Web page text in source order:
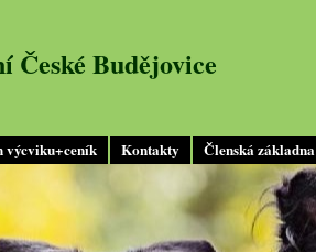
výcviku+ceník Kontakty Členská základna
České Budějovice